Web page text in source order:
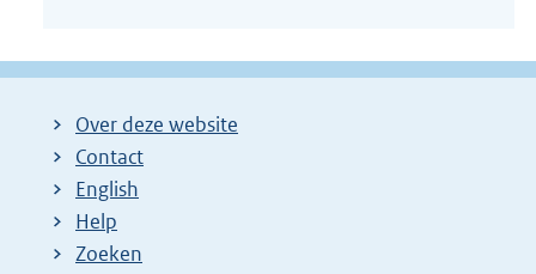
Over deze website
Contact
English
Help
Zoeken